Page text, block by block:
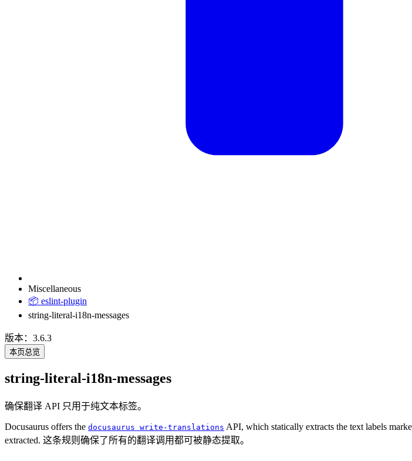
Miscellaneous
📦 eslint-plugin
string-literal-i18n-messages
版本：3.6.3
本页总览
string-literal-i18n-messages
确保翻译 API 只用于纯文本标签。
Docusaurus offers the docusaurus write-translations API, which statically extracts the text labels
extracted. 这条规则确保了所有的翻译调用都可被静态提取。